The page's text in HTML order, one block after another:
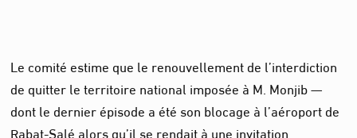
Le comité estime que le renouvellement de l’interdiction
de quitter le territoire national imposée à M. Monjib —
dont le dernier épisode a été son blocage à l’aéroport de
Rabat-Salé alors qu’il se rendait à une invitation